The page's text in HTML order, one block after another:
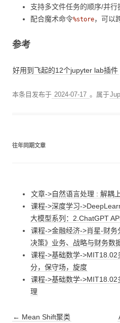
支持多文件任务的顺序/并行
配合魔术命令%store，可以
参考
好用到飞起的12个jupyter lab插件
本条目发布于 2024-07-17 。属于
往年同期文章
文章->自然语言处理 : 解耦
课程->深度学习-
大模型系列：2.ChatGPT
课程->金融经济->肖星-财
决策》业务、战略与财务数
课程->基础数学-
分，保守场，旋度
课程->基础数学-
理
文
← Mean Shift聚类